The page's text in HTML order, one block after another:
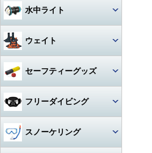
アーム関連
グリップ・ベース・ステー
ビデオライトアクセサリー・
パーツ
カメラメンテナンス用品
書籍・DVD
アクセサリー・その他
水深計
激安！重器材セット
おススメ！重器材セット
度入りマスク
アクセサリ・パーツ・その他
アクセサリ・パーツ・その他
デッキソール（ボート向け）
カレンダーソール（磯、ビー
チ向け）
ローカット
その他
3シーズングローブ
サマーグローブ
ウィンターグローブ
その他
ソックス
軽器材セット
オススメ！軽器材セット
ドライスーツアクセサリー
ドライスーツインナー
ラッシュガード
レギンス
ボートコート
ギアバッグ
ハードケース
ウォータープルーフバッグ
レギュレターバッグ
フィンバッグ
ステンレス
折りたたみ
クッキング向け
他
ハサミ
ラインカッター
カラビナ・フック
コイルランヤード
カラビナ・フック
ストラップ
ホース・ゲージ・オクトパスホ
ルダー
スレート
（DIVE）
iPhone・スマホ・携帯
iPad用
アクセサリー・その他
水中ライト
ワイドタイプ
ワイド・スポット切り替えタイ
ハロゲン・その他
ライトアクセサリー・パーツ
ウェイト
ウェイト
ベルトタイプ
ベストタイプ
セーフティーグッズ
フロート・シグナルブイ
ケミカルライト・スティックラ
フリーダイビング
マスクスノーケリング